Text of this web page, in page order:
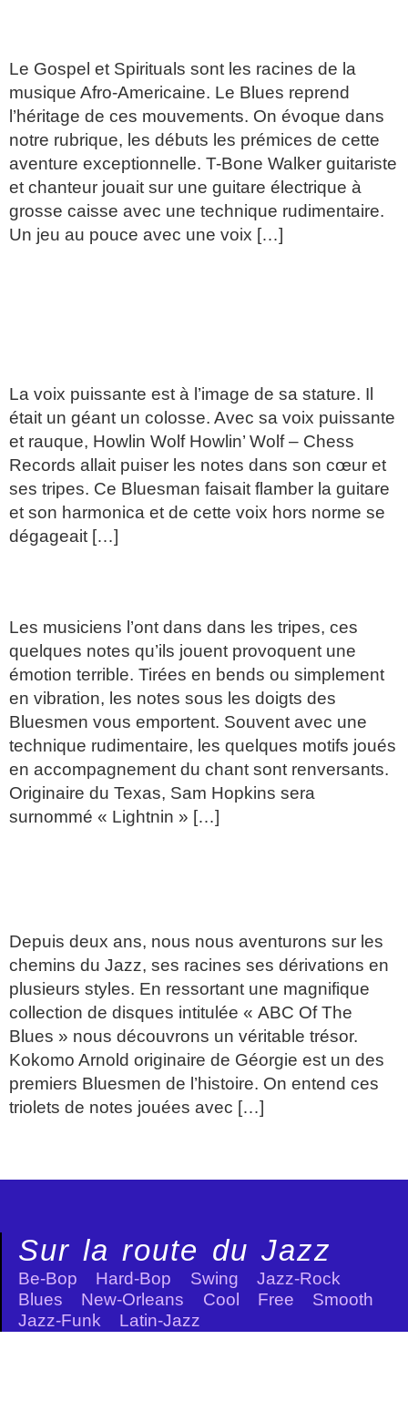
Le Gospel et Spirituals sont les racines de la
musique Afro-Americaine. Le Blues reprend
l’héritage de ces mouvements. On évoque dans
notre rubrique, les débuts les prémices de cette
aventure exceptionnelle. T-Bone Walker guitariste
et chanteur jouait sur une guitare électrique à
grosse caisse avec une technique rudimentaire.
Un jeu au pouce avec une voix […]
La voix puissante est à l’image de sa stature. Il
était un géant un colosse. Avec sa voix puissante
et rauque, Howlin Wolf Howlin’ Wolf – Chess
Records allait puiser les notes dans son cœur et
ses tripes. Ce Bluesman faisait flamber la guitare
et son harmonica et de cette voix hors norme se
dégageait […]
Les musiciens l’ont dans dans les tripes, ces
quelques notes qu’ils jouent provoquent une
émotion terrible. Tirées en bends ou simplement
en vibration, les notes sous les doigts des
Bluesmen vous emportent. Souvent avec une
technique rudimentaire, les quelques motifs joués
en accompagnement du chant sont renversants.
Originaire du Texas, Sam Hopkins sera
surnommé « Lightnin » […]
Depuis deux ans, nous nous aventurons sur les
chemins du Jazz, ses racines ses dérivations en
plusieurs styles. En ressortant une magnifique
collection de disques intitulée « ABC Of The
Blues » nous découvrons un véritable trésor.
Kokomo Arnold originaire de Géorgie est un des
premiers Bluesmen de l’histoire. On entend ces
triolets de notes jouées avec […]
Sur la route du Jazz
Be-Bop Hard-Bop Swing Jazz-Rock
Blues New-Orleans Cool Free Smooth
Jazz-Funk Latin-Jazz